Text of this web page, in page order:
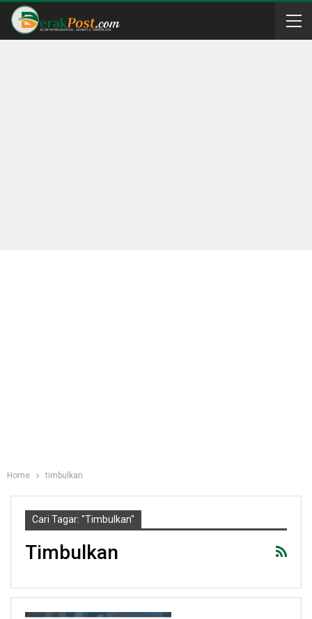
Home timbulkan
Cari Tagar: "timbulkan"
Timbulkan